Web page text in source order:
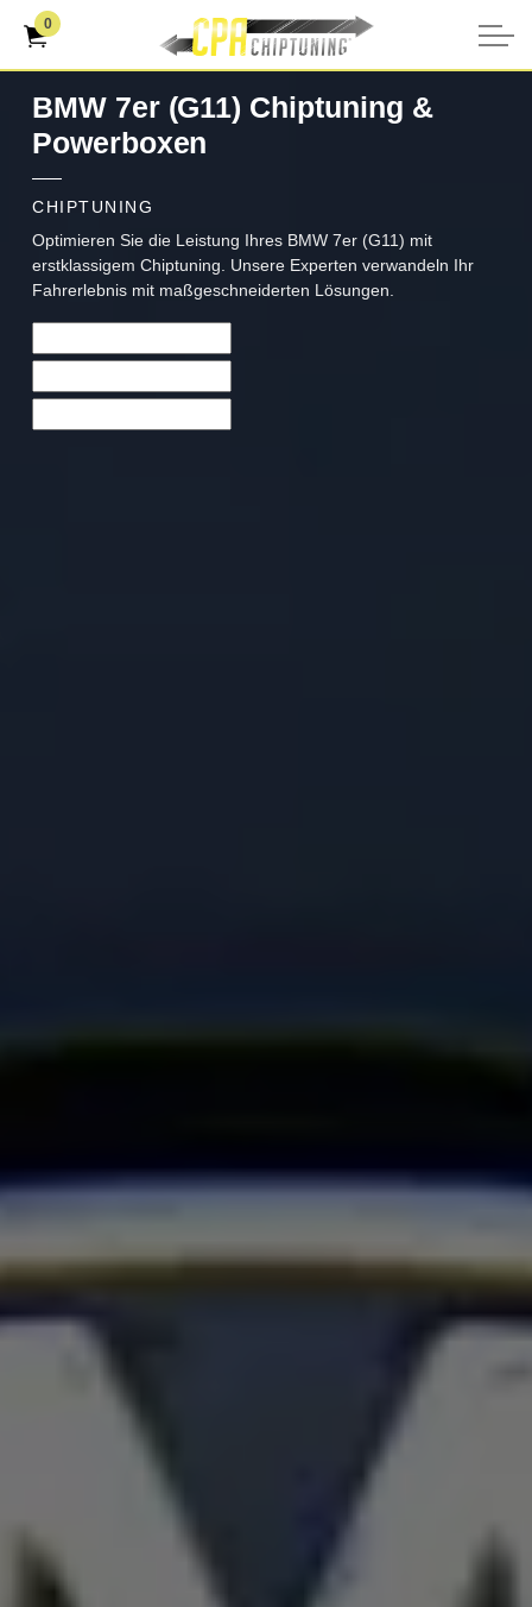
0
BMW 7er (G11) Chiptuning &
Powerboxen
CHIPTUNING
Optimieren Sie die Leistung Ihres BMW 7er (G11) mit
erstklassigem Chiptuning. Unsere Experten verwandeln Ihr
Fahrerlebnis mit maßgeschneiderten Lösungen.